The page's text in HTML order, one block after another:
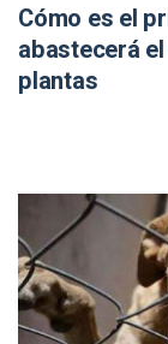
Cómo es el
abastecerá
plantas